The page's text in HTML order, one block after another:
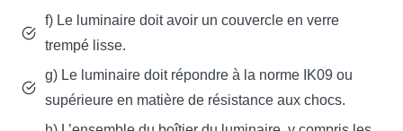
f) Le luminaire doit avoir un couvercle en verre
trempé lisse.
g) Le luminaire doit répondre à la norme IK09 ou
supérieure en matière de résistance aux chocs.